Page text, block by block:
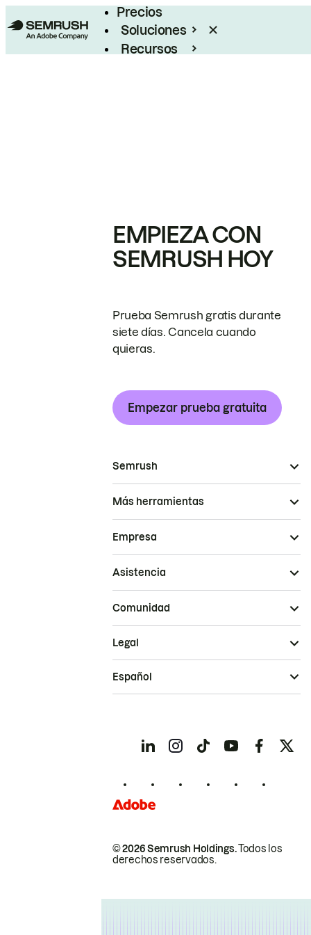
Precios
Soluciones
Recursos
EMPIEZA CON
SEMRUSH HOY
Prueba Semrush gratis durante
siete días. Cancela cuando
quieras.
Empezar prueba gratuita
Semrush
Más herramientas
Empresa
Asistencia
Comunidad
© 2026 Semrush Holdings.Todos los
derechos reservados.
Legal
Español